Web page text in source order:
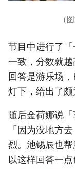
（
节目中进行了
一致，分数就
回答是游乐场
灯下，给出了颇
随后金荷娜说
「因为没地方
烈。池锡辰也
以这样回答一点